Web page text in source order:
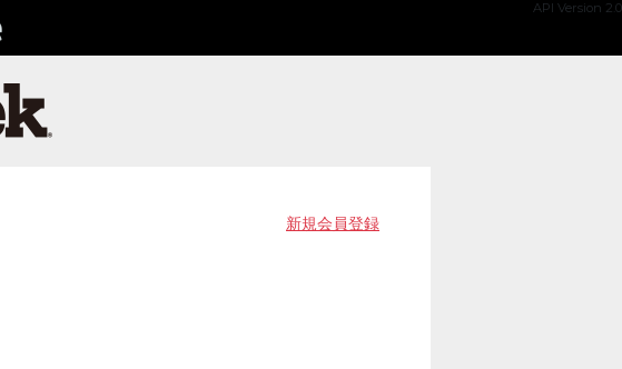
API Version 2.0
新規会員登録